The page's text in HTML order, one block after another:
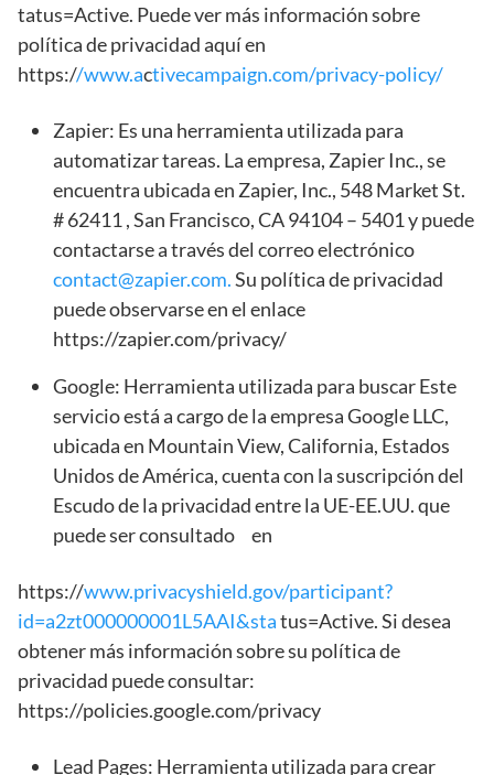
tatus=Active. Puede ver más información sobre
política de privacidad aquí en
https://www.activecampaign.com/privacy-policy/
Zapier: Es una herramienta utilizada para
automatizar tareas. La empresa, Zapier Inc., se
encuentra ubicada en Zapier, Inc., 548 Market St.
# 62411 , San Francisco, CA 94104 – 5401 y puede
contactarse a través del correo electrónico
contact@zapier.com.Su política de privacidad
puede observarse en el enlace
https://zapier.com/privacy/
Google: Herramienta utilizada para buscar Este
servicio está a cargo de la empresa Google LLC,
ubicada en Mountain View, California, Estados
Unidos de América, cuenta con la suscripción del
Escudo de la privacidad entre la UE-EE.UU. que
puede ser consultado en
https://www.privacyshield.gov/participant?
id=a2zt000000001L5AAI&status=Active. Si desea
obtener más información sobre su política de
privacidad puede consultar:
https://policies.google.com/privacy
Lead Pages: Herramienta utilizada para crear